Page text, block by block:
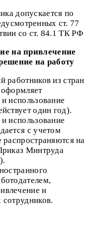
допускается по
ст. 77
со ст. 84.1 ТК РФ
на привлечение
на работу
работников из стран
использование
один год).
использование
с учетом
на
Минтруда
и